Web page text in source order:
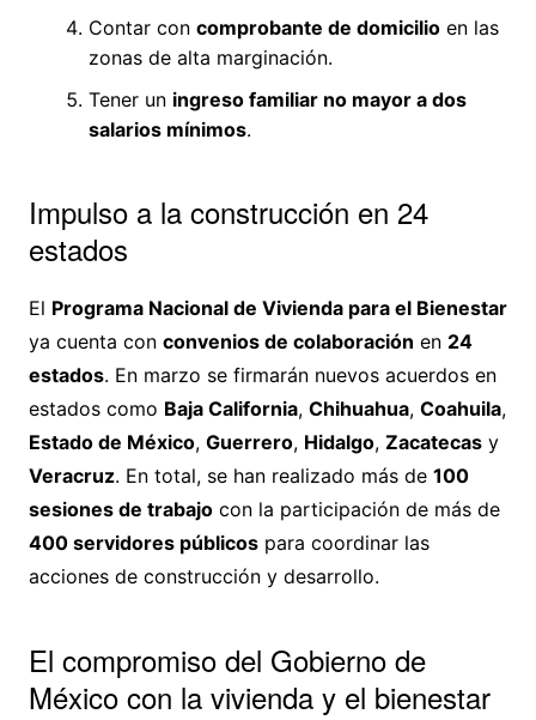
Contar con comprobante de domicilioen las
zonas de alta marginación.
Tener un ingreso familiar no mayor a dos
salarios mínimos.
Impulso a la construcción en 24
estados
El Programa Nacional de Vivienda para el Bienestar
ya cuenta con convenios de colaboración en 24
estados. En marzo se firmarán nuevos acuerdos en
estados como Baja California, Chihuahua, Coahuila,
Estado de México, Guerrero, Hidalgo, Zacatecasy
Veracruz. En total, se han realizado más de 100
sesiones de trabajocon la participación de más de
400 servidores públicospara coordinar las
acciones de construcción y desarrollo.
El compromiso del Gobierno de
México con la vivienda y el bienestar